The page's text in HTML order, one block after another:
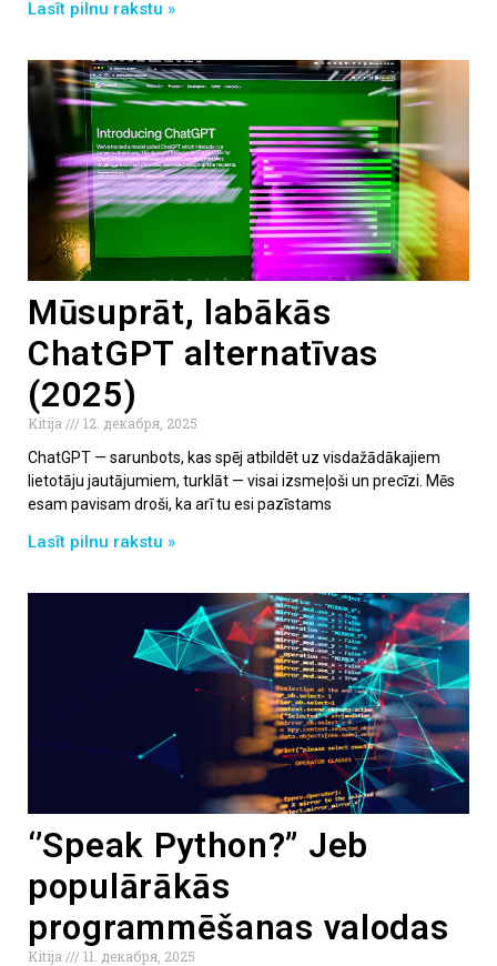
Lasīt pilnu rakstu »
Mūsuprāt, labākās
ChatGPT alternatīvas
(2025)
Kitija
12. декабря, 2025
ChatGPT — sarunbots, kas spēj atbildēt uz visdažādākajiem
lietotāju jautājumiem, turklāt — visai izsmeļoši un precīzi. Mēs
esam pavisam droši, ka arī tu esi pazīstams
Lasīt pilnu rakstu »
‘’Speak Python?” Jeb
populārākās
programmēšanas valodas
Kitija
11. декабря, 2025